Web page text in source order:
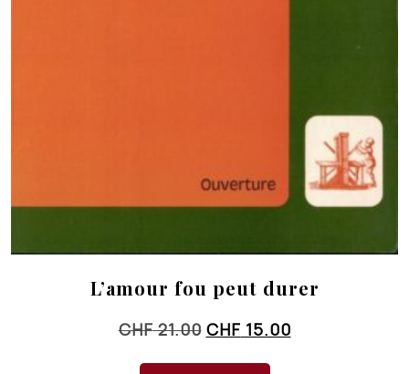
L’amour fou peut durer
CHF21.00 Le
CHF 15.00Le